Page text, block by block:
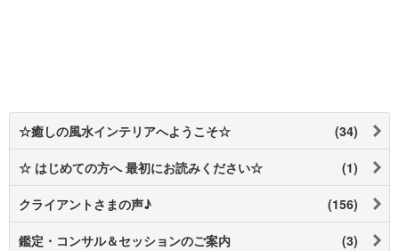
☆癒しの風水インテリアへようこそ☆ (34)
☆ はじめての方へ 最初にお読みください☆ (1)
クライアントさまの声♪ (156)
鑑定・コンサル＆セッションのご案内 (3)